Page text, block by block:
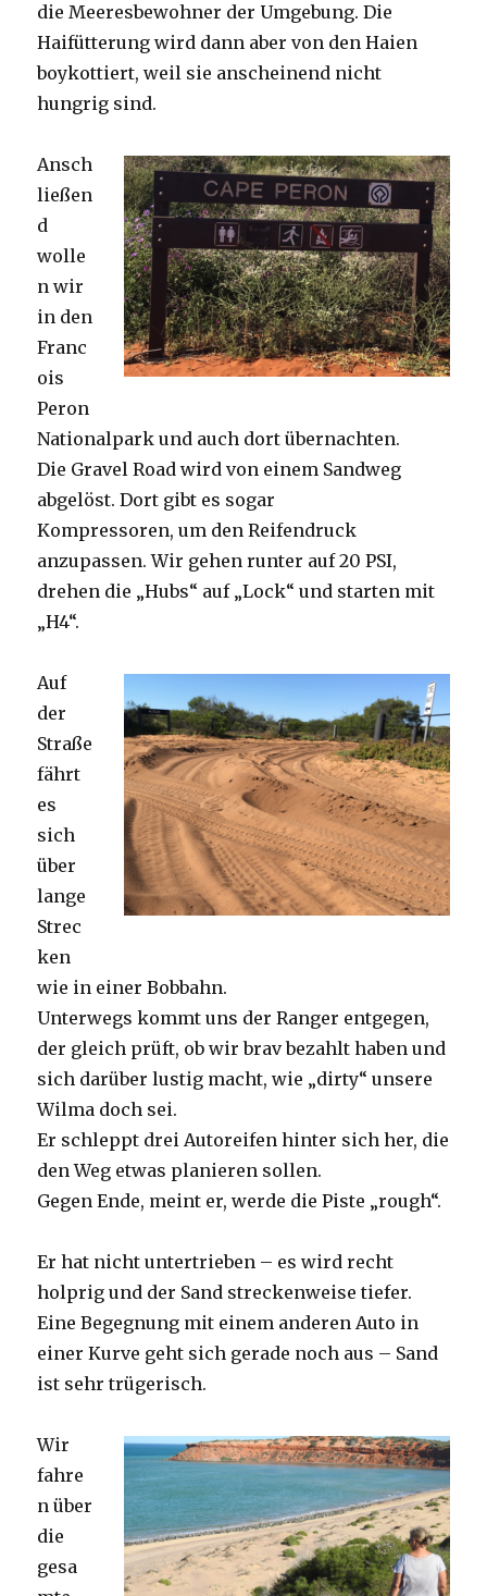
die Meeresbewohner der Umgebung. Die
Haifütterung wird dann aber von den Haien
boykottiert, weil sie anscheinend nicht
hungrig sind.
Ansch
ließen
d
wolle
n wir
in den
Franc
ois
Peron
Nationalpark und auch dort übernachten.
Die Gravel Road wird von einem Sandweg
abgelöst. Dort gibt es sogar
Kompressoren, um den Reifendruck
anzupassen. Wir gehen runter auf 20 PSI,
drehen die „Hubs“ auf „Lock“ und starten mit
„H4“.
Auf
der
Straße
fährt
es
sich
über
lange
Strec
ken
wie in einer Bobbahn.
Unterwegs kommt uns der Ranger entgegen,
der gleich prüft, ob wir brav bezahlt haben und
sich darüber lustig macht, wie „dirty“ unsere
Wilma doch sei.
Er schleppt drei Autoreifen hinter sich her, die
den Weg etwas planieren sollen.
Gegen Ende, meint er, werde die Piste „rough“.
Er hat nicht untertrieben – es wird recht
holprig und der Sand streckenweise tiefer.
Eine Begegnung mit einem anderen Auto in
einer Kurve geht sich gerade noch aus – Sand
ist sehr trügerisch.
Wir
fahre
n über
die
gesa